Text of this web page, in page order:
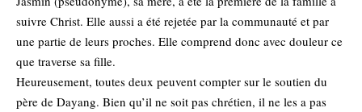
suivre Christ. Elle aussi a été rejetée par la communauté et par
une partie de leurs proches. Elle comprend donc avec douleur ce
que traverse sa fille.
Heureusement, toutes deux peuvent compter sur le soutien du
père de Dayang. Bien qu’il ne soit pas chrétien, il ne les a pas